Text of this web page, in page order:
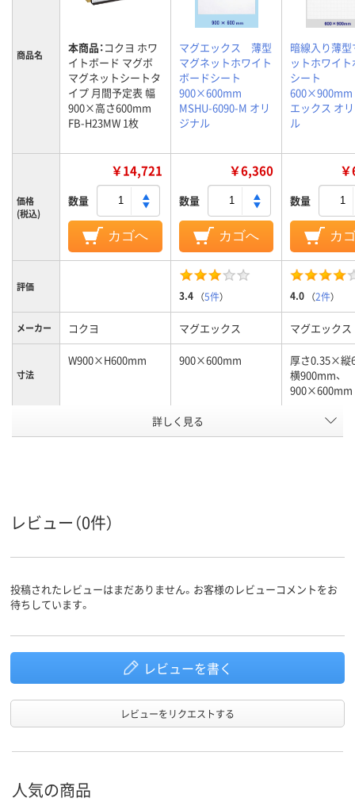
商品名 本商品：コクヨ ホワ
イトボード マグボ
マグネットシートタ
イプ 月間予定表 幅
900×高さ600mm
FB-H23MW 1枚
マグエックス 薄型
マグネットホワイト
ボードシート
900×600mm
MSHU-6090-M オリ
ジナル
暗線入り薄
ットホワイ
シート
エックス オ
ル
価格
(税込)
￥14,721
数量
カゴへ
￥6,360
数量
カゴへ
数量
カ
評価
3.4 （5件） 4.0 （2件）
メーカー コクヨ マグエックス マグエックス
寸法
W900×H600mm 900×600mm
厚さ0.35×
横900mm、
900×600mm
0.5mm 0.35mm
スコア
詳しく見る
レビュー（0件）
投稿されたレビューはまだありません。お客様のレビューコメントをお
待ちしています。
レビューを書く
レビューをリクエストする
人気の商品